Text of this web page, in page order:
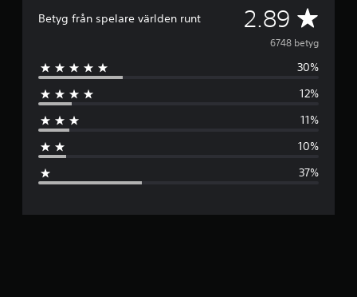
Betyg från spelare världen runt 2.89 G
e
n
o
m
s
i
6748 betyg
30%
12%
11%
10%
37%